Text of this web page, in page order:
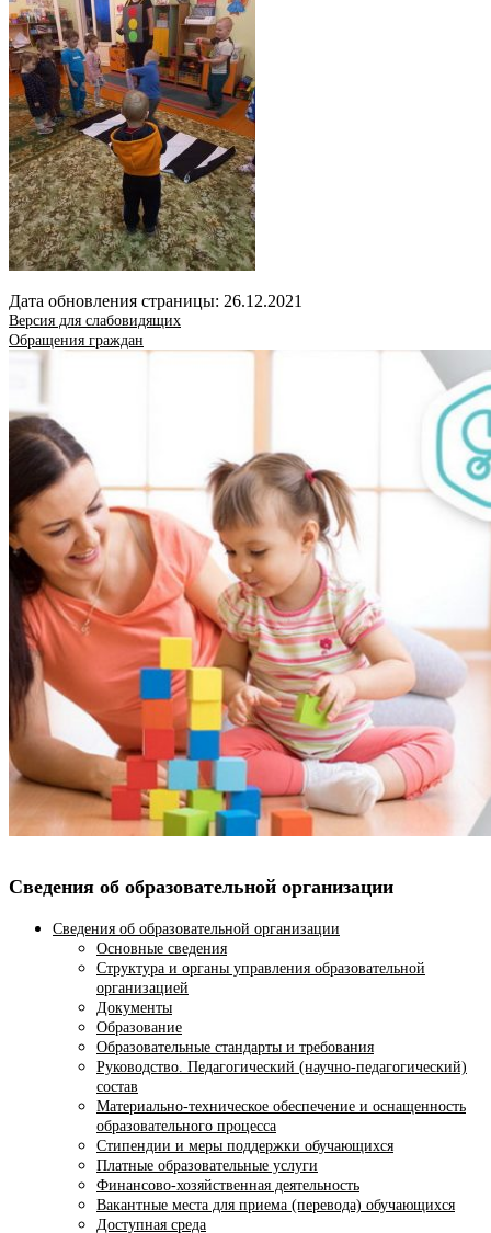
Дата обновления страницы: 26.12.2021
Версия для слабовидящих
Обращения граждан
Сведения об образовательной организации
Сведения об образовательной организации
Основные сведения
Структура и органы управления образовательной
организацией
Документы
Образование
Образовательные стандарты и требования
Руководство. Педагогический (научно-педагогический)
состав
Материально-техническое обеспечение и оснащенность
образовательного процесса
Стипендии и меры поддержки обучающихся
Платные образовательные услуги
Финансово-хозяйственная деятельность
Вакантные места для приема (перевода) обучающихся
Доступная среда